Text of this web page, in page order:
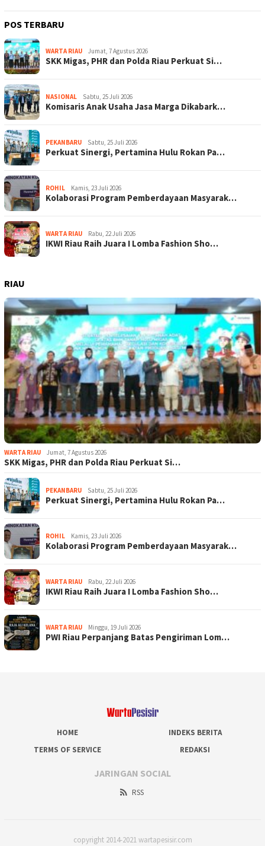
POS TERBARU
WARTA RIAU Jumat, 7 Agustus 2026
SKK Migas, PHR dan Polda Riau Perkuat Si…
NASIONAL Sabtu, 25 Juli 2026
Komisaris Anak Usaha Jasa Marga Dikabark…
PEKANBARU Sabtu, 25 Juli 2026
Perkuat Sinergi, Pertamina Hulu Rokan Pa…
ROHIL Kamis, 23 Juli 2026
Kolaborasi Program Pemberdayaan Masyarak…
WARTA RIAU Rabu, 22 Juli 2026
IKWI Riau Raih Juara I Lomba Fashion Sho…
RIAU
WARTA RIAU Jumat, 7 Agustus 2026
SKK Migas, PHR dan Polda Riau Perkuat Si…
PEKANBARU Sabtu, 25 Juli 2026
Perkuat Sinergi, Pertamina Hulu Rokan Pa…
ROHIL Kamis, 23 Juli 2026
Kolaborasi Program Pemberdayaan Masyarak…
WARTA RIAU Rabu, 22 Juli 2026
IKWI Riau Raih Juara I Lomba Fashion Sho…
WARTA RIAU Minggu, 19 Juli 2026
PWI Riau Perpanjang Batas Pengiriman Lom…
HOME
INDEKS BERITA
TERMS OF SERVICE
REDAKSI
JARINGAN SOCIAL
RSS
copyright 2014-2021 wartapesisir.com